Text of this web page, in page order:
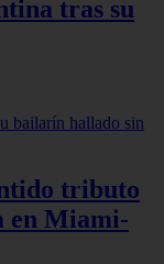
tras su
tributo
en Miami-